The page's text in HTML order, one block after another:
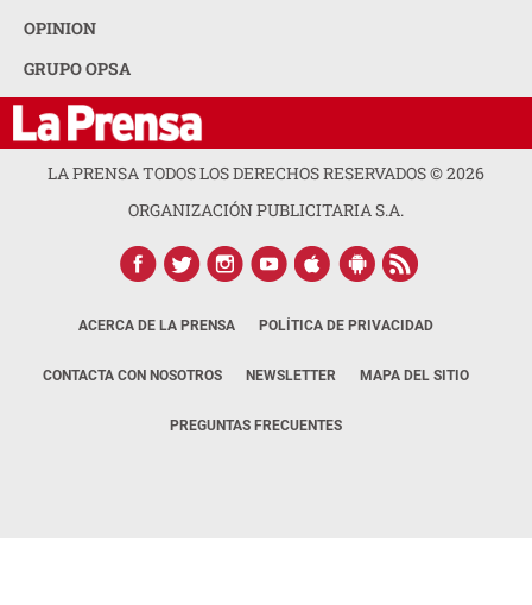
OPINION
GRUPO OPSA
LA PRENSA TODOS LOS DERECHOS RESERVADOS ©2026
ORGANIZACIÓN PUBLICITARIA S.A.
ACERCA DE LA PRENSA POLÍTICA DE PRIVACIDAD
CONTACTA CON NOSOTROS NEWSLETTER MAPA DEL SITIO
PREGUNTAS FRECUENTES